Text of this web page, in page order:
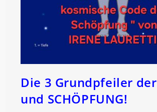
Die 3 Grundpfeiler der
und SCHÖPFUNG!